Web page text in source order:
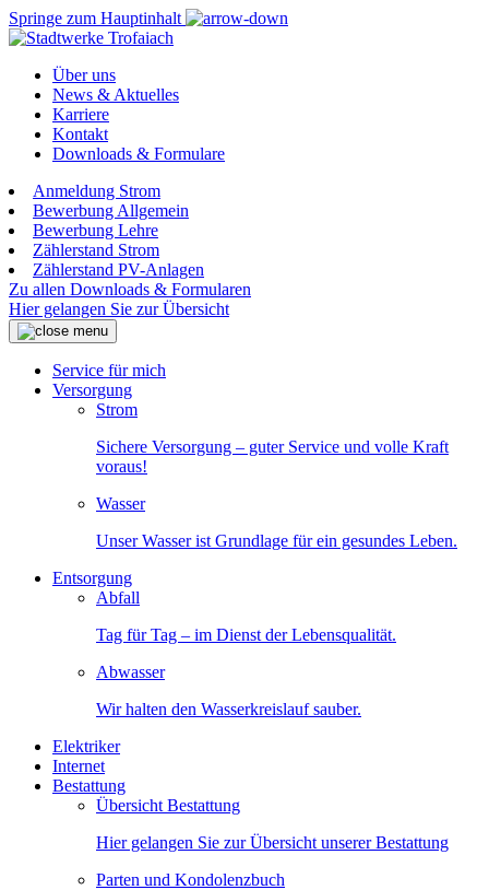
Springe zum Hauptinhalt
Über uns
News & Aktuelles
Karriere
Kontakt
Downloads & Formulare
Anmeldung Strom
Bewerbung Allgemein
Bewerbung Lehre
Zählerstand Strom
Zählerstand PV-Anlagen
Zu allen Downloads & Formularen
Hier gelangen Sie zur Übersicht
Service für mich
Versorgung
Strom
Sichere Versorgung – guter Service und volle Kraft
voraus!
Wasser
Unser Wasser ist Grundlage für ein gesundes Leben.
Entsorgung
Abfall
Tag für Tag – im Dienst der Lebensqualität.
Abwasser
Wir halten den Wasserkreislauf sauber.
Elektriker
Internet
Bestattung
Übersicht Bestattung
Hier gelangen Sie zur Übersicht unserer Bestattung
Parten und Kondolenzbuch